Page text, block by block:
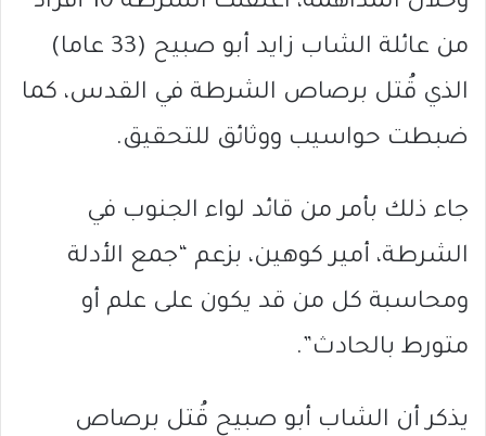
من عائلة الشاب زايد أبو صبيح (33 عاما)
الذي قُتل برصاص الشرطة في القدس، كما
ضبطت حواسيب ووثائق للتحقيق.
جاء ذلك بأمر من قائد لواء الجنوب في
الشرطة، أمير كوهين، بزعم “جمع الأدلة
ومحاسبة كل من قد يكون على علم أو
متورط بالحادث”.
يذكر أن الشاب أبو صبيح قُتل برصاص